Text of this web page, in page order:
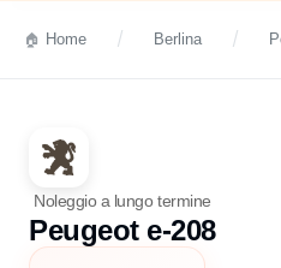
Home Berlina
Noleggio a lungo termine
Peugeot e-208